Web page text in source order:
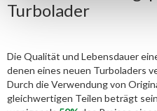
Turbolader
Die Qualität und Lebensdauer
denen eines neuen Turboladers
Durch die Verwendung von
gleichwertigen Teilen beträgt